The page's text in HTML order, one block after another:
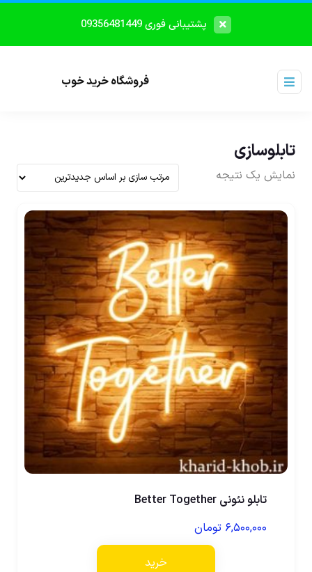
پشتیبانی فوری 09356481449
فروشگاه خرید خوب
تابلوسازی
نمایش یک نتیجه
تابلو نئونی Better Together
۶,۵۰۰,۰۰۰ تومان
خرید